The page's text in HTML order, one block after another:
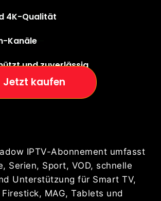
4K-Qualität
Kanäle
und zuverlässig
Jetzt kaufen
IPTV-Abonnement umfasst
Serien, Sport, VOD, schnelle
Unterstützung für Smart TV,
MAG, Tablets und